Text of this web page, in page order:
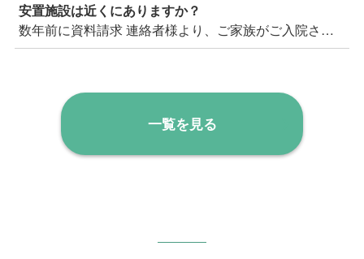
安置施設は近くにありますか？
数年前に資料請求 連絡者様より、ご家族がご入院されたとのことで、そろそろ考えておこうと思われての久し振りのお問い合わせ。 以前お送りした見積書を失くしてしまったとのことでした。 まずご質問に上がったのは、三郷市内で安置施設があるか？ということ。 現在、三郷市内にはご安置可能な施設の空きがないので、隣の流山市になる可能性が高いことをご案内。 また入院された病院を起点で考えると、もう一つの候補としては足立区が候補として挙がることをご案内。 連絡者のお住まいから足立区は遠いいう印象だったため、まずは流山市に安置し、最寄りの三郷市斎場の霊安室へ後日移動することも出来る旨をご案内し、ご安心いただきました。 上記安置場所の距離や安置料などの費用面も少し気になされており、お見積りを事前に再度ご送付の上、 改めてご説明や万が一の流れ等もご説明し、この機会にクリアにしていきましょうとお伝えし、事前相談のご予約をいただきました。
一覧を見る